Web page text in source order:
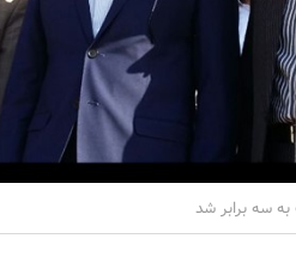
سه برابر شد